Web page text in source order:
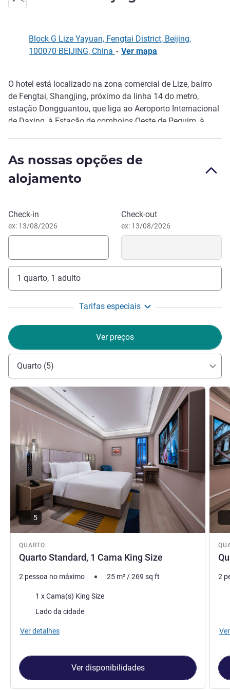
Block G Lize Yayuan, Fengtai District, Beijing,
100070 BEIJING, China - Ver mapa
Descrição
O hotel está localizado na zona comercial de Lize, bairro
de Fengtai, Shangjing, próximo da linha 14 do metro,
estação Dongguantou, que liga ao Aeroporto Internacional
de Daxing, à Estação de comboios Oeste de Pequim, à
self-service para conveniência dos hóspedes. Damos-lhe
as boas-vindas e estamos empenhados em prestar-lhe um
serviço acolhedor, como se estivesse em casa.
As nossas opções de
alojamento
Reservar este hotel
Check-in
ex: 13/08/2026
Check-out
ex: 13/08/2026
1 quarto, 1 adulto
Tarifas especiais
Ver preços
Quarto (5)
QUARTO
Quarto Standard, 1 Cama King Size
Ver detalhes
5
2 pessoa no máximo 25 m²/269 sq ft
Cama1 x Cama(s) King Size
Vistas:Lado da cidade
Ver detalhes
Ver disponibilidades
Ver
2